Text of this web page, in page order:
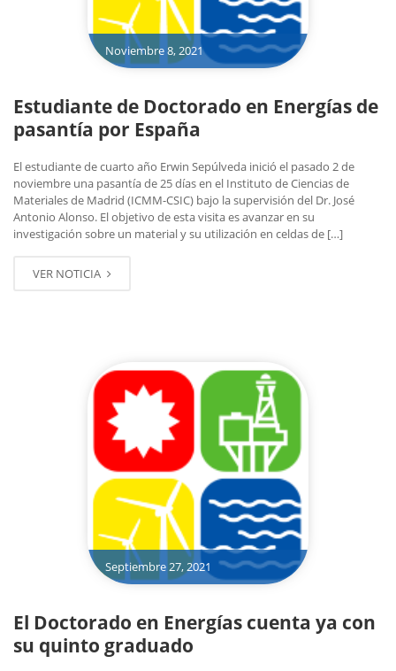
Noviembre 8, 2021
Estudiante de Doctorado en Energías de
pasantía por España
El estudiante de cuarto año Erwin Sepúlveda inició el pasado 2 de
noviembre una pasantía de 25 días en el Instituto de Ciencias de
Materiales de Madrid (ICMM-CSIC) bajo la supervisión del Dr. José
Antonio Alonso. El objetivo de esta visita es avanzar en su
investigación sobre un material y su utilización en celdas de […]
VER NOTICIA
Septiembre 27, 2021
El Doctorado en Energías cuenta ya con
su quinto graduado